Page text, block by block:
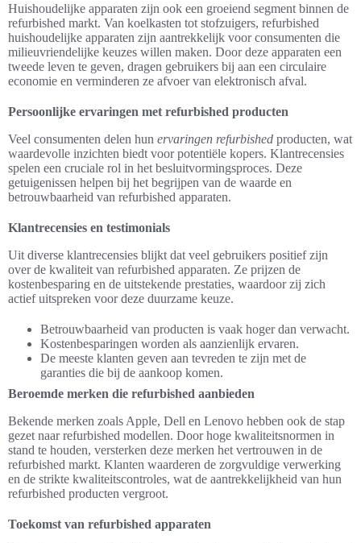
Huishoudelijke apparaten zijn ook een groeiend segment binnen de
refurbished markt. Van koelkasten tot stofzuigers, refurbished
huishoudelijke apparaten zijn aantrekkelijk voor consumenten die
milieuvriendelijke keuzes willen maken. Door deze apparaten een
tweede leven te geven, dragen gebruikers bij aan een circulaire
economie en verminderen ze afvoer van elektronisch afval.
Persoonlijke ervaringen met refurbished producten
Veel consumenten delen hun ervaringen refurbished producten, wat
waardevolle inzichten biedt voor potentiële kopers. Klantrecensies
spelen een cruciale rol in het besluitvormingsproces. Deze
getuigenissen helpen bij het begrijpen van de waarde en
betrouwbaarheid van refurbished apparaten.
Klantrecensies en testimonials
Uit diverse klantrecensies blijkt dat veel gebruikers positief zijn
over de kwaliteit van refurbished apparaten. Ze prijzen de
kostenbesparing en de uitstekende prestaties, waardoor zij zich
actief uitspreken voor deze duurzame keuze.
Betrouwbaarheid van producten is vaak hoger dan verwacht.
Kostenbesparingen worden als aanzienlijk ervaren.
De meeste klanten geven aan tevreden te zijn met de
garanties die bij de aankoop komen.
Beroemde merken die refurbished aanbieden
Bekende merken zoals Apple, Dell en Lenovo hebben ook de stap
gezet naar refurbished modellen. Door hoge kwaliteitsnormen in
stand te houden, versterken deze merken het vertrouwen in de
refurbished markt. Klanten waarderen de zorgvuldige verwerking
en de strikte kwaliteitscontroles, wat de aantrekkelijkheid van hun
refurbished producten vergroot.
Toekomst van refurbished apparaten